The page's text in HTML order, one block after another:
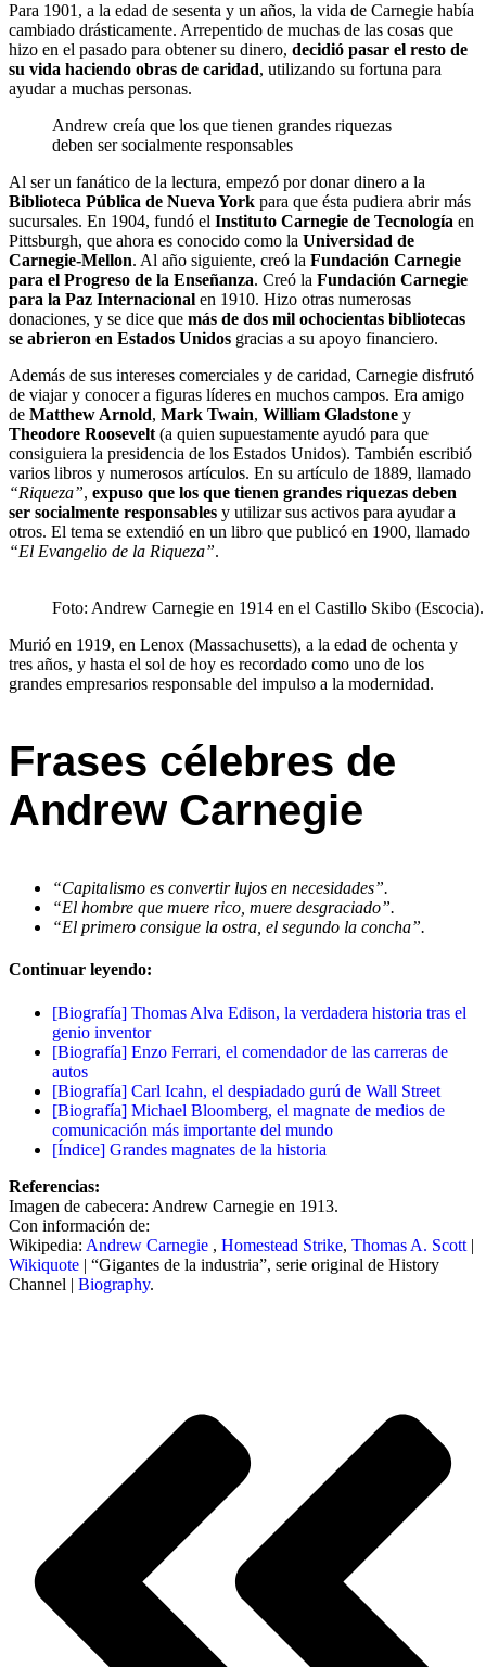
Para 1901, a la edad de sesenta y un años, la vida de Carnegie había
cambiado drásticamente. Arrepentido de muchas de las cosas que
hizo en el pasado para obtener su dinero, decidió pasar el resto de
su vida haciendo obras de caridad, utilizando su fortuna para
ayudar a muchas personas.
Andrew creía que los que tienen grandes riquezas
deben ser socialmente responsables
Al ser un fanático de la lectura, empezó por donar dinero a la
Biblioteca Pública de Nueva York para que ésta pudiera abrir más
sucursales. En 1904, fundó el Instituto Carnegie de Tecnología en
Pittsburgh, que ahora es conocido como la Universidad de
Carnegie-Mellon. Al año siguiente, creó la Fundación Carnegie
para el Progreso de la Enseñanza. Creó la Fundación Carnegie
para la Paz Internacional en 1910. Hizo otras numerosas
donaciones, y se dice que más de dos mil ochocientas bibliotecas
se abrieron en Estados Unidos gracias a su apoyo financiero.
Además de sus intereses comerciales y de caridad, Carnegie disfrutó
de viajar y conocer a figuras líderes en muchos campos. Era amigo
de Matthew Arnold, Mark Twain, William Gladstone y
Theodore Roosevelt (a quien supuestamente ayudó para que
consiguiera la presidencia de los Estados Unidos). También escribió
varios libros y numerosos artículos. En su artículo de 1889, llamado
“Riqueza”, expuso que los que tienen grandes riquezas deben
ser socialmente responsables y utilizar sus activos para ayudar a
otros. El tema se extendió en un libro que publicó en 1900, llamado
“El Evangelio de la Riqueza”.
Foto: Andrew Carnegie en 1914 en el Castillo Skibo (Escocia).
Murió en 1919, en Lenox (Massachusetts), a la edad de ochenta y
tres años, y hasta el sol de hoy es recordado como uno de los
grandes empresarios responsable del impulso a la modernidad.
Frases célebres de
Andrew Carnegie
“Capitalismo es convertir lujos en necesidades”.
“El hombre que muere rico, muere desgraciado”.
“El primero consigue la ostra, el segundo la concha”.
Continuar leyendo:
[Biografía] Thomas Alva Edison, la verdadera historia tras el
genio inventor
[Biografía] Enzo Ferrari, el comendador de las carreras de
autos
[Biografía] Carl Icahn, el despiadado gurú de Wall Street
[Biografía] Michael Bloomberg, el magnate de medios de
comunicación más importante del mundo
[Índice] Grandes magnates de la historia
Referencias:
Imagen de cabecera: Andrew Carnegie en 1913.
Con información de:
Wikipedia: Andrew Carnegie , Homestead Strike, Thomas A. Scott |
Wikiquote | “Gigantes de la industria”, serie original de History
Channel | Biography.